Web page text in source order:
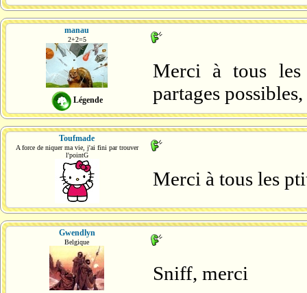
manau
2+2=5
Légende
Merci à tous les
partages
Toufmade
A force de niquer ma vie, j'ai fini par trouver
l'pointG
Merci à tous les
Gwendlyn
Belgique
Sniff, merci